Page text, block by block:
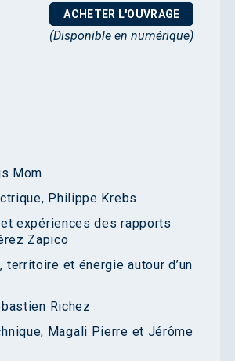
ACHETER L'OUVRAGE
(Disponible en numérique)
Mom
Philippe Krebs
expériences des rapports
Zapico
et énergie autour d’un
Richez
Magali Pierre et Jérôme